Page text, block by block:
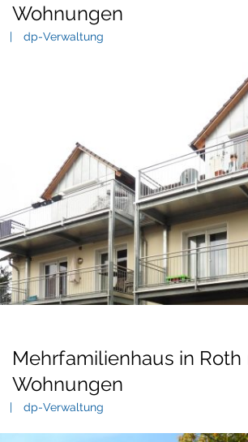
Wohnungen
dp-Verwaltung
Mehrfamilienhaus in Roth
Wohnungen
dp-Verwaltung